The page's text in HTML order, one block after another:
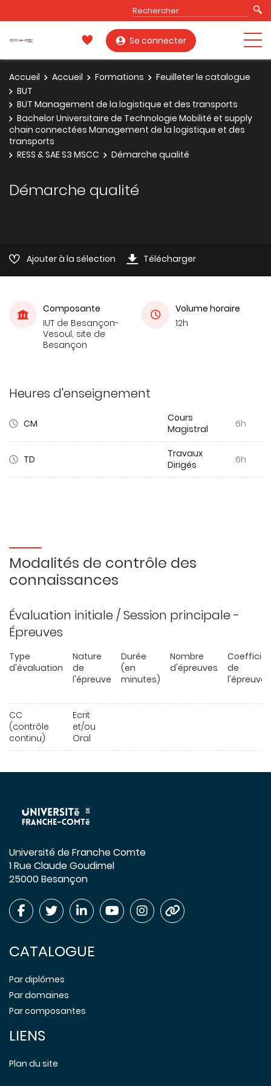
Se connecter
Accueil Accueil Formations
Feuilleter le catalogue
BUT
BUT Management de la logistique et des transports
Bachelor Universitaire de Technologie Mobilité et supply
chain connectées Management de la logistique et des
transports
RESS & SAE S3 MSCC
Démarche qualité
Démarche qualité
Ajouter à la sélection Télécharger
Composante
IUT de Besançon-
Vesoul, site de
Besançon
Volume horaire
12h
Heures d'enseignement
CM
Cours
Magistral
6h
TD
Travaux
Dirigés
6h
Modalités de contrôle des
connaissances
Évaluation initiale / Session principale -
Épreuves
Type
d'évaluation
Nature
de
l'épreuve
Durée
(en
minutes)
Nombre
d'épreuves
de
l'épreuve
CC
(contrôle
continu)
Ecrit
et/ou
Oral
Université de Franche Comte
1 Rue Claude Goudimel
25000 Besançon
CATALOGUE
Par diplômes
Par domaines
Par composantes
LIENS
Plan du site